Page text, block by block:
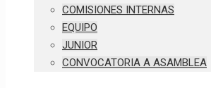
COMISIONES INTERNAS
EQUIPO
JUNIOR
CONVOCATORIA A ASAMBLEA